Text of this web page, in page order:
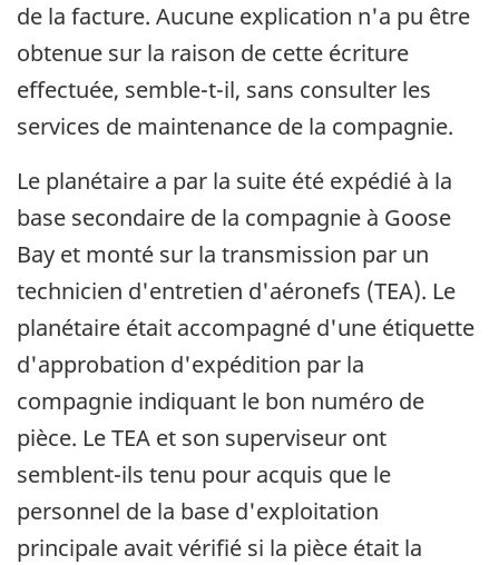
de la facture. Aucune explication n'a pu être
obtenue sur la raison de cette écriture
effectuée, semble-t-il, sans consulter les
services de maintenance de la compagnie.
Le planétaire a par la suite été expédié à la
base secondaire de la compagnie à Goose
Bay et monté sur la transmission par un
technicien d'entretien d'aéronefs (TEA). Le
planétaire était accompagné d'une étiquette
d'approbation d'expédition par la
compagnie indiquant le bon numéro de
pièce. Le TEA et son superviseur ont
semblent-ils tenu pour acquis que le
personnel de la base d'exploitation
principale avait vérifié si la pièce était la